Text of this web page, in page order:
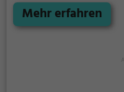
Mehr erfahren